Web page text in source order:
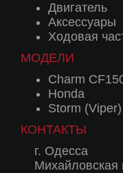
Двигатель
Аксессуары
Ходовая
МОДЕЛИ
Charm
Honda
Storm
КОНТАКТЫ
г. Одесса